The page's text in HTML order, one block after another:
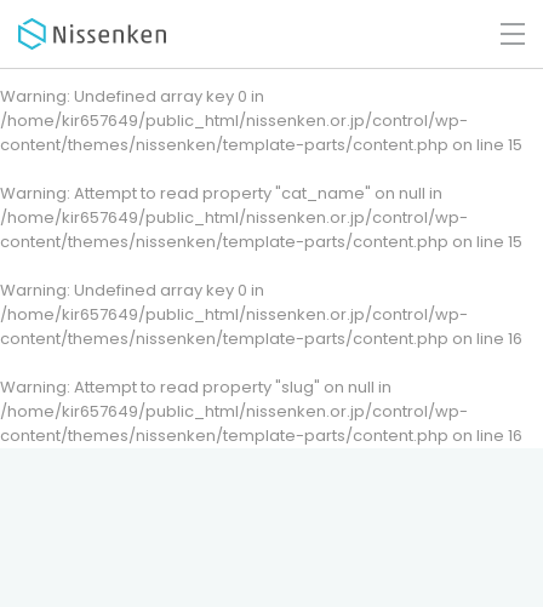
Warning: Undefined array key 0 in
/home/kir657649/public_html/nissenken.or.jp/control/wp-
content/themes/nissenken/template-parts/content.php on line 15
Warning: Attempt to read property "cat_name" on null in
/home/kir657649/public_html/nissenken.or.jp/control/wp-
content/themes/nissenken/template-parts/content.php on line 15
Warning: Undefined array key 0 in
/home/kir657649/public_html/nissenken.or.jp/control/wp-
content/themes/nissenken/template-parts/content.php on line 16
Warning: Attempt to read property "slug" on null in
/home/kir657649/public_html/nissenken.or.jp/control/wp-
content/themes/nissenken/template-parts/content.php on line 16